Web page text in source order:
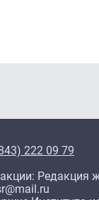
222 09 79
Редакция